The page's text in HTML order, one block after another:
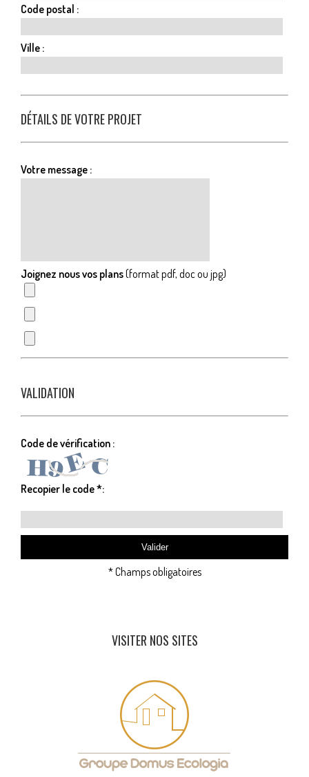
Code postal :
Ville :
DÉTAILS DE VOTRE PROJET
Votre message :
Joignez nous vos plans(format pdf, doc ou jpg)
VALIDATION
Code de vérification :
Recopier le code *:
* Champs obligatoires
VISITER NOS SITES